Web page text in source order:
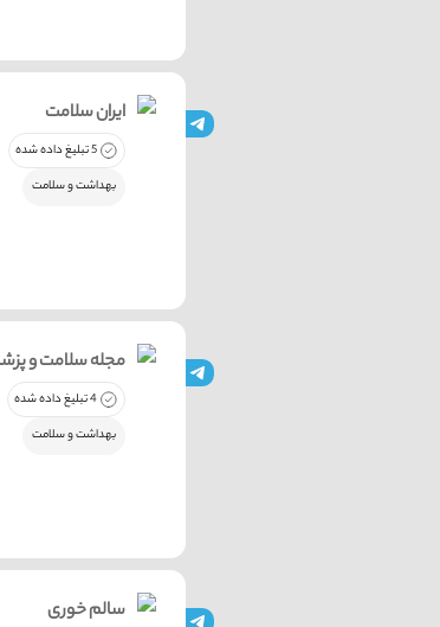
ایران سلامت
5 تبلیغ داده شده
بهداشت و سلامت
مجله سلامت و
4 تبلیغ داده شده
بهداشت و سلامت
سالم خوری